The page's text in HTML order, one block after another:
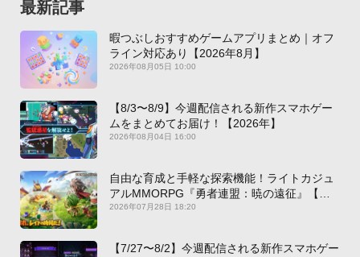
最新記事
暇つぶしおすすめゲームアプリまとめ｜オフ
ライン対応あり【2026年8月】
2026年08月05日 10:00
【8/3〜8/9】今週配信される新作スマホゲー
ムをまとめてお届け！【2026年】
2026年08月04日 16:00
自由な育成と手軽な探索機能！ライトカジュ
アルMMORPG『勇者連盟：暁の遠征』【最
新作PICKUP】
2026年07月28日 18:20
【7/27〜8/2】今週配信される新作スマホゲー